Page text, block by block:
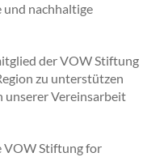
und nachhaltige
der VOW Stiftung
zu unterstützen
unserer Vereinsarbeit
VOW Stiftung for